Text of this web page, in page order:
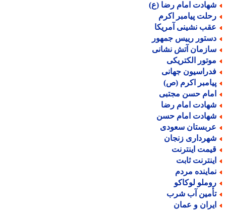
امام رضا (ع)
پیامبر اکرم
نشینی آمریکا
رییس جمهور
آتش نشانی
الکتریکی
جهانی
اکرم (ص)
حسن مجتبی
امام رضا
امام حسن
سعودی
زنجان
اینترنت
ثابت
مردم
لوکاکو
آب شرب
و عمان